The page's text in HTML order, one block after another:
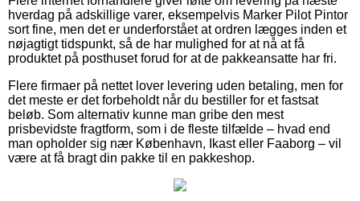
hverdag på adskillige varer, eksempelvis Marker Pilot Pintor
sort fine, men det er underforstået at ordren lægges inden et
nøjagtigt tidspunkt, så de har mulighed for at nå at få
produktet på posthuset forud for at de pakkeansatte har fri.
Flere firmaer på nettet lover levering uden betaling, men for
det meste er det forbeholdt når du bestiller for et fastsat
beløb. Som alternativ kunne man gribe den mest
prisbevidste fragtform, som i de fleste tilfælde – hvad end
man opholder sig nær København, Ikast eller Faaborg – vil
være at få bragt din pakke til en pakkeshop.